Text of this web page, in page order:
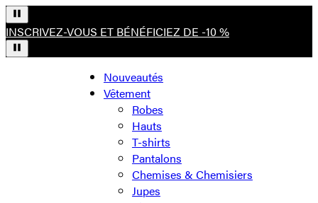
INSCRIVEZ-VOUS ET BÉNÉFICIEZ DE -10 %
Nouveautés
Vêtement
Robes
Hauts
T-shirts
Pantalons
Chemises & Chemisiers
Jupes